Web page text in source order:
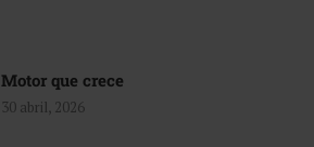
Motor que crece
30 abril, 2026